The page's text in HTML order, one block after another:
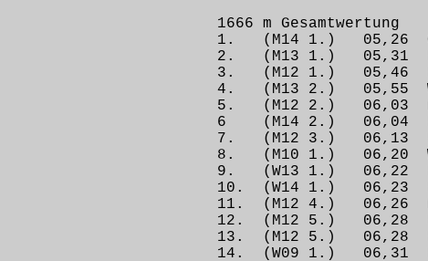
1666 m Gesamtwertung
1. (M14 1.)
2. (M13 1.) 05,31
3. (M12 1.)
4. (M13 2.) 05,55
5. (M12 2.)
6 (M14 2.) 06,04
7. (M12 3.) 06,13
8. (M10 1.) 06,20
9. (W13 1.) 06,22
10. (W14 1.)
11. (M12 4.) 06,26
12. (M12 5.)
13. (M12 5.) 06,28
14. (W09 1.)